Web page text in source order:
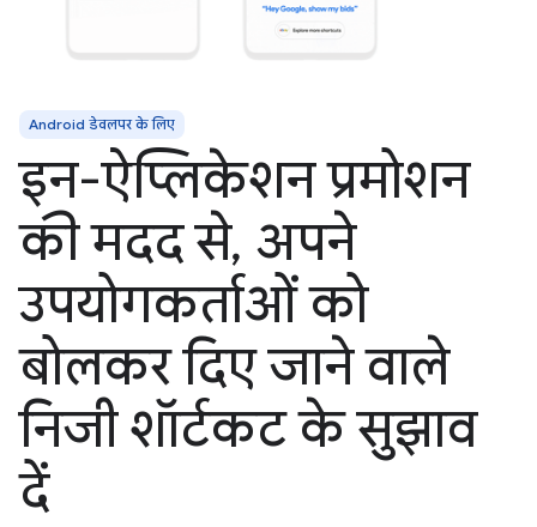
Android डेवलपर के लिए
इन-ऐप्लिकेशन प्रमोशन
की मदद से, अपने
उपयोगकर्ताओं को
बोलकर दिए जाने वाले
निजी शॉर्टकट के सुझाव
दें